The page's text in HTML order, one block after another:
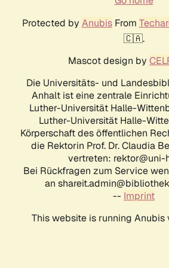
Protected by AnubisFrom
🇨🇦.
Mascot design by
Die Universitäts- und
Anhalt ist eine zentrale
Luther-Universität Halle-
Luther-Universität Halle-
Körperschaft des öffentlichen
die Rektorin Prof. Dr. Claudia
vertreten: rektor@uni-
Bei Rückfragen zum Service
an
-- Imprint
This website is running Anubis